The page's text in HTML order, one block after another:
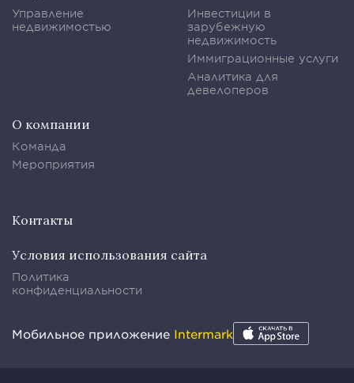
Управление
недвижимостью
Инвестиции в
зарубежную
недвижимость
Иммиграционные услуги
Аналитика для
девелоперов
О компании
Команда
Мероприятия
Контакты
Условия использования сайта
Политика
конфиденциальности
Мобильное приложение Intermark